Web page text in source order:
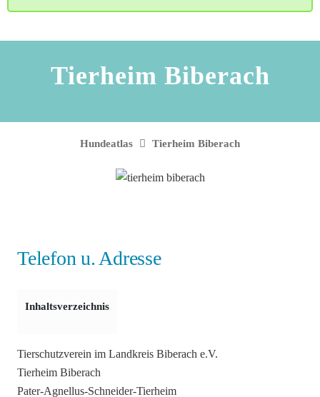
Tierheim Biberach
Hundeatlas Tierheim Biberach
Telefon u. Adresse
Inhaltsverzeichnis
Tierschutzverein im Landkreis Biberach e.V.
Tierheim Biberach
Pater-Agnellus-Schneider-Tierheim